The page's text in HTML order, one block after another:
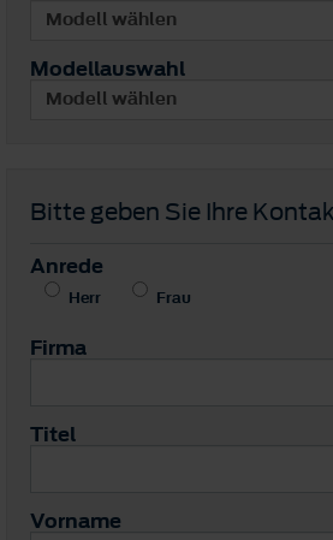
Modellauswahl
Bitte geben Sie Ihre
Anrede
Herr Frau
Firma
Titel
Vorname